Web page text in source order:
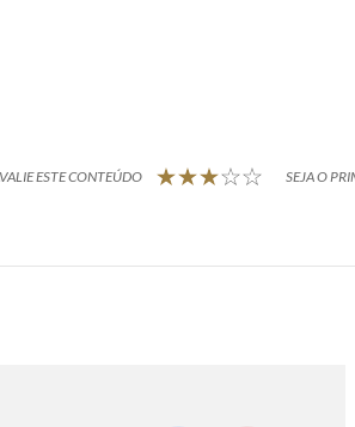
ESTE CONTEÚDO SEJA O